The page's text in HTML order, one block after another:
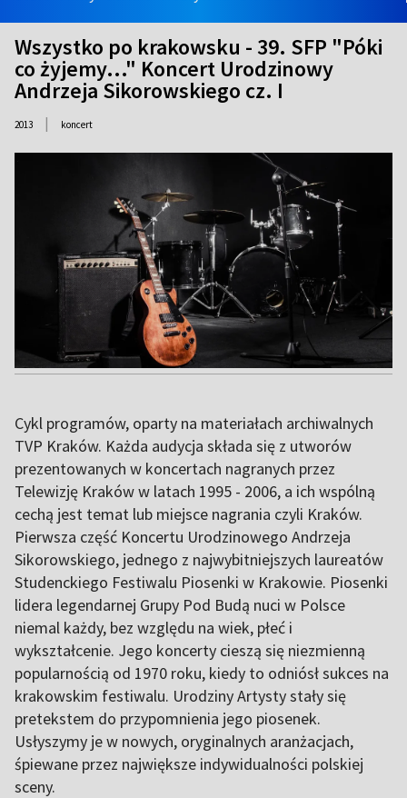
Wszystko po krakowsku - 39. SFP "Póki
co żyjemy..." Koncert Urodzinowy
Andrzeja Sikorowskiego cz. I
2013 | koncert
Cykl programów, oparty na materiałach archiwalnych
TVP Kraków. Każda audycja składa się z utworów
prezentowanych w koncertach nagranych przez
Telewizję Kraków w latach 1995 - 2006, a ich wspólną
cechą jest temat lub miejsce nagrania czyli Kraków.
Pierwsza część Koncertu Urodzinowego Andrzeja
Sikorowskiego, jednego z najwybitniejszych laureatów
Studenckiego Festiwalu Piosenki w Krakowie. Piosenki
lidera legendarnej Grupy Pod Budą nuci w Polsce
niemal każdy, bez względu na wiek, płeć i
wykształcenie. Jego koncerty cieszą się niezmienną
popularnością od 1970 roku, kiedy to odniósł sukces na
krakowskim festiwalu. Urodziny Artysty stały się
pretekstem do przypomnienia jego piosenek.
Usłyszymy je w nowych, oryginalnych aranżacjach,
śpiewane przez największe indywidualności polskiej
sceny.